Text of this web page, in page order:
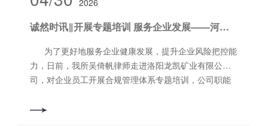
蓬勃发展。 ***后，希望中星公司和诚然所在友好的
稿：李仕林 图片：潘焕民 编辑：李少宇 审
核：郭书铭
本诉、反诉两个程序，房屋买卖合同及民间借贷两个法
人介绍找到了我所王小峰、李瑶律师。在长达几个小时
的沟通交流过程中，两位律师对案件事实与证据进行通
盘分析，指出其一审准备工作的不足与缺陷，并明确告
知上诉后案件具体思路及潜在风险。当事人终于一扫一
诚然时讯‖开展专题培训 服务企业发展——河南诚然律师事务所吴倚帆律师为企业开展合规管理体系专题培训
为了更好地服务企业健康发展，提升企业风险把控能
力，日前，我所吴倚帆律师走进洛阳龙凯矿业有限公
司，对企业员工开展合规管理体系专题培训，公司职能
示，在当前经济全球化和监管日益严格的背景下，合规